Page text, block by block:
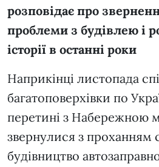
розповідає про
проблеми з будівлею і
історії в останні роки
Наприкінці листопада
багатоповерхівки по
перетині з Набережною
звернулися з проханням
будівництво